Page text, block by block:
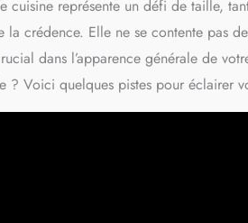
cuisine représente un défi de taille,
crédence. Elle ne se contente pas
dans l’apparence générale de
? Voici quelques pistes pour éclairer